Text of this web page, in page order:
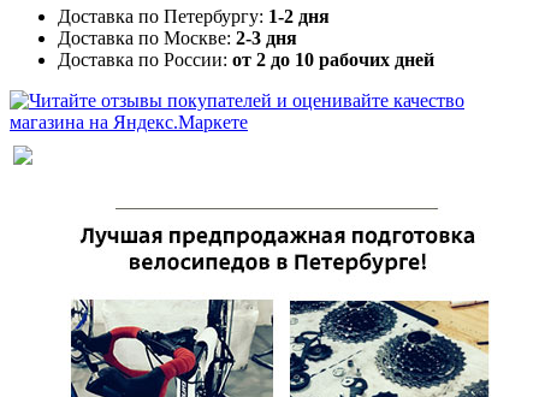
Доставка по Петербургу: 1-2 дня
Доставка по Москве: 2-3 дня
Доставка по России: от 2 до 10 рабочих дней